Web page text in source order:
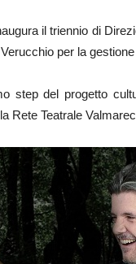
il triennio di
per la
step del progetto
Rete Teatrale